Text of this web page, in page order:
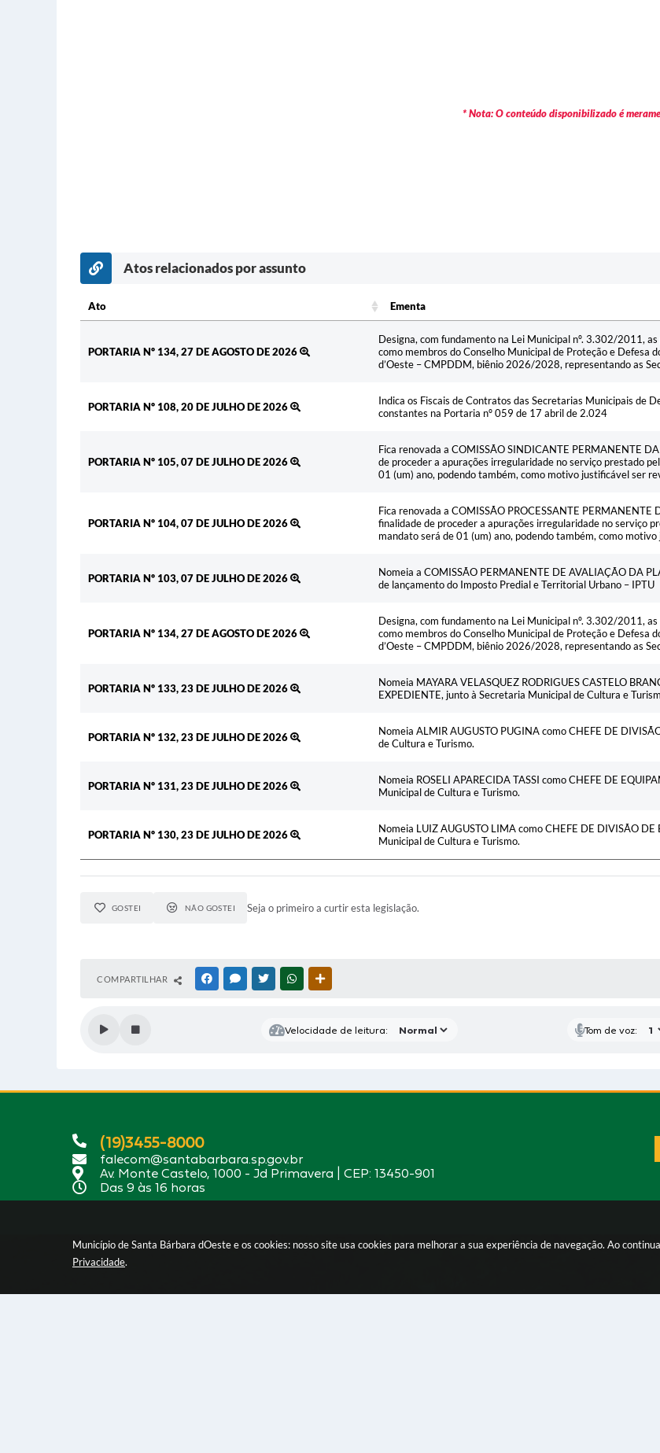
Município de Santa Bárbara dOeste e os cookies: nosso site usa cookies para melhorar a sua experiência de navegação. Ao
Privacidade.
* Nota: O conteúdo disponibilizado é
Atos relacionados por assunto
Ato Ementa
PORTARIA Nº 134, 27 DE AGOSTO DE 2026
Designa, com fundamento na Lei Municipal nº. 3.302/2011,
como membros do Conselho Municipal de Proteção e Defesa
d’Oeste – CMPDDM, biênio 2026/2028, representando as
PORTARIA Nº 108, 20 DE JULHO DE 2026
Indica os Fiscais de Contratos das Secretarias Municipais de
constantes na Portaria nº 059 de 17 abril de 2.024
PORTARIA Nº 105, 07 DE JULHO DE 2026
Fica renovada a COMISSÃO SINDICANTE PERMANENTE
de proceder a apurações irregularidade no serviço prestado
01 (um) ano, podendo também, como motivo justificável ser
PORTARIA Nº 104, 07 DE JULHO DE 2026
Fica renovada a COMISSÃO PROCESSANTE
finalidade de proceder a apurações irregularidade no serviço
mandato será de 01 (um) ano, podendo também, como
PORTARIA Nº 103, 07 DE JULHO DE 2026
Nomeia a COMISSÃO PERMANENTE DE AVALIAÇÃO DA
de lançamento do Imposto Predial e Territorial Urbano – IPTU
PORTARIA Nº 134, 27 DE AGOSTO DE 2026
Designa, com fundamento na Lei Municipal nº. 3.302/2011,
como membros do Conselho Municipal de Proteção e Defesa
d’Oeste – CMPDDM, biênio 2026/2028, representando as
PORTARIA Nº 133, 23 DE JULHO DE 2026
Nomeia MAYARA VELASQUEZ RODRIGUES CASTELO
EXPEDIENTE, junto à Secretaria Municipal de Cultura e
PORTARIA Nº 132, 23 DE JULHO DE 2026
Nomeia ALMIR AUGUSTO PUGINA como CHEFE DE
de Cultura e Turismo.
PORTARIA Nº 131, 23 DE JULHO DE 2026
Nomeia ROSELI APARECIDA TASSI como CHEFE DE
Municipal de Cultura e Turismo.
PORTARIA Nº 130, 23 DE JULHO DE 2026
Nomeia LUIZ AUGUSTO LIMA como CHEFE DE DIVISÃO
Municipal de Cultura e Turismo.
GOSTEI NÃO GOSTEI Seja o primeiro a curtir esta legislação.
COMPARTILHAR FACEBOOKMESSENGER
TWITTERWHATSAPP
Velocidade de leitura: Tom de voz:
(19)3455-8000
falecom@santabarbara.sp.gov.br
Av. Monte Castelo, 1000 - Jd Primavera | CEP: 13450-901
Das 9 às 16 horas